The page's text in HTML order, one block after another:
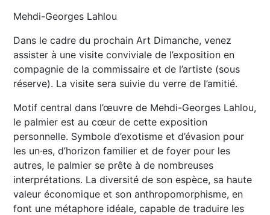
Mehdi-Georges Lahlou
Dans le cadre du prochain Art Dimanche, venez
assister à une visite conviviale de l’exposition en
compagnie de la commissaire et de l’artiste (sous
réserve). La visite sera suivie du verre de l’amitié.
Motif central dans l’œuvre de Mehdi-Georges Lahlou,
le palmier est au cœur de cette exposition
personnelle. Symbole d’exotisme et d’évasion pour
les un·es, d’horizon familier et de foyer pour les
autres, le palmier se prête à de nombreuses
interprétations. La diversité de son espèce, sa haute
valeur économique et son anthropomorphisme, en
font une métaphore idéale, capable de traduire les